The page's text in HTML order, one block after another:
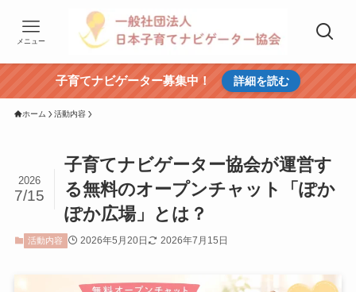
メニュー
子育てナビゲーター募集中！ 詳細を読む
ホーム 活動内容
子育てナビゲーター協会が運営す
る無料のオープンチャット「ぽか
ぽか広場」とは？
2026
7/15
活動内容 2026年5月20日 2026年7月15日